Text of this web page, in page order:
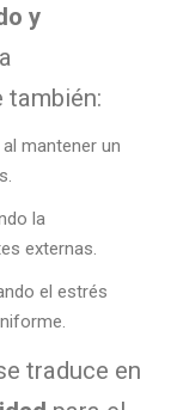
y
también:
al mantener un
la
externas.
el estrés
traduce en